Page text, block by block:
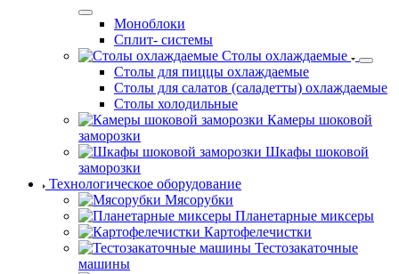
Моноблоки
Сплит- системы
Столы охлаждаемые
Столы для пиццы охлаждаемые
Столы для салатов (саладетты) охлаждаемые
Столы холодильные
Камеры шоковой
заморозки
Шкафы шоковой
заморозки
Технологическое оборудование
Мясорубки
Планетарные миксеры
Картофелечистки
Тестозакаточные
машины